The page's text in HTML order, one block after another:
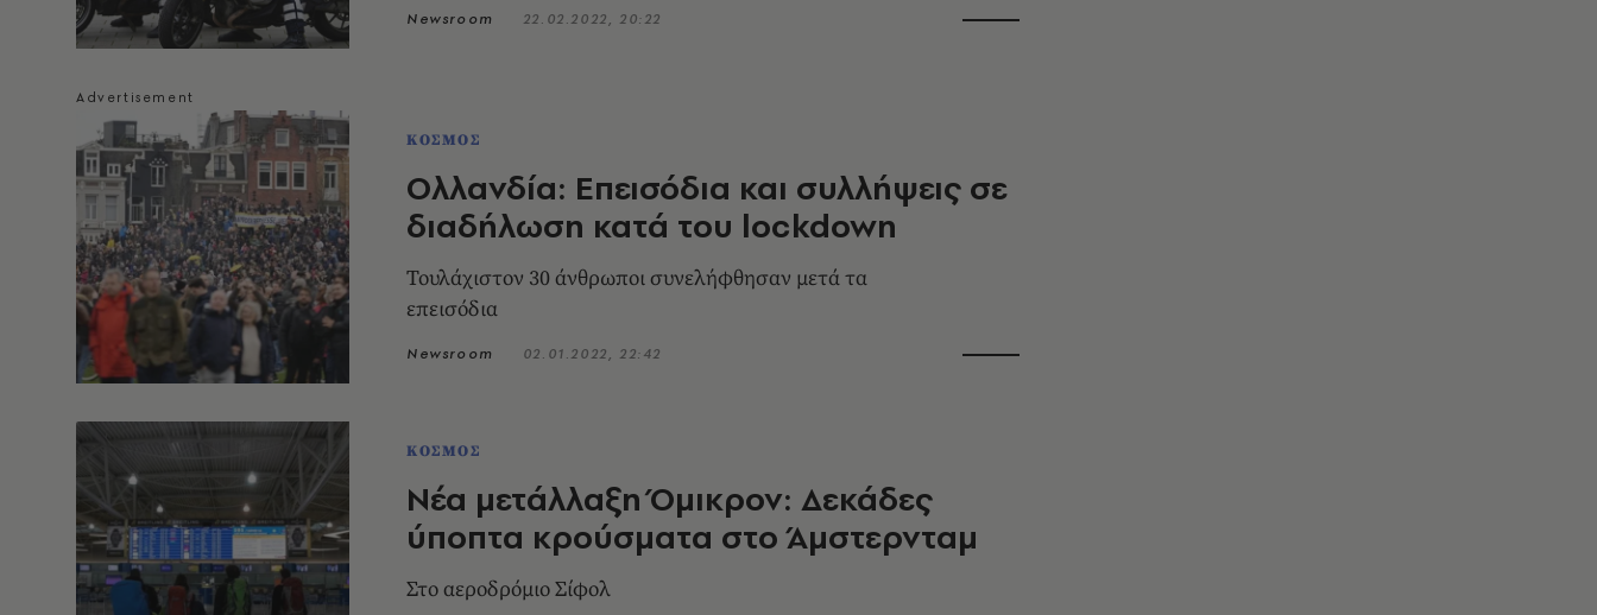
Newsroom 22.02.2022, 20:22
ΚΟΣΜΟΣ
Ολλανδία: Επεισόδια και συλλήψεις σε
διαδήλωση κατά του lockdown
Τουλάχιστον 30 άνθρωποι συνελήφθησαν μετά τα
επεισόδια
Newsroom 02.01.2022, 22:42
ΚΟΣΜΟΣ
Nέα μετάλλαξη Όμικρον: Δεκάδες
ύποπτα κρούσματα στο Άμστερνταμ
Στο αεροδρόμιο Σίφολ